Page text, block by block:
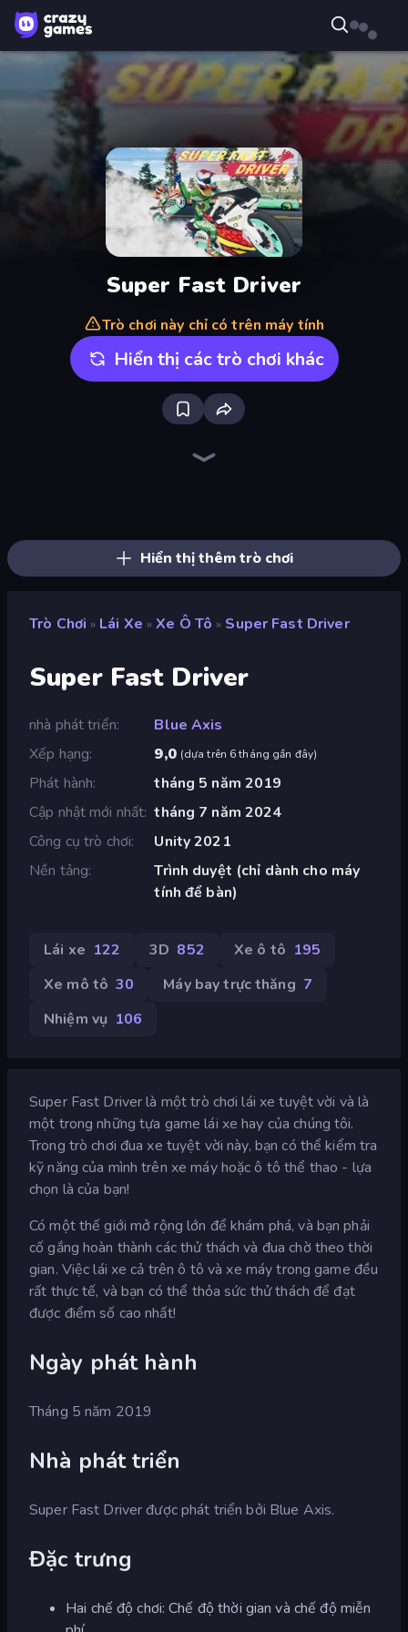
Super Fast Driver
Trò chơi này chỉ có trên máy tính
Hiển thị các trò chơi khác
Hiển thị thêm trò chơi
Trò Chơi » Lái Xe » Xe Ô Tô » Super Fast Driver
Super Fast Driver
nhà phát triển
Blue Axis
Xếp hạng
9,0 (dựa trên 6 tháng gần đây)
Phát hành
tháng 5 năm 2019
Cập nhật mới nhất tháng 7 năm 2024
Công cụ trò chơi
Unity 2021
Nền tảng
Trình duyệt (chỉ dành cho máy
tính để bàn)
Lái xe 122 3D 852 Xe ô tô 195
Xe mô tô 30 Máy bay trực thăng 7
Nhiệm vụ 106
Super Fast Driver là một trò chơi lái xe tuyệt vời và là
một trong những tựa game lái xe hay của chúng tôi.
Trong trò chơi đua xe tuyệt vời này, bạn có thể kiểm tra
kỹ năng của mình trên xe máy hoặc ô tô thể thao - lựa
chọn là của bạn!
Có một thế giới mở rộng lớn để khám phá, và bạn phải
cố gắng hoàn thành các thử thách và đua chờ theo thời
gian. Việc lái xe cả trên ô tô và xe máy trong game đều
rất thực tế, và bạn có thể thỏa sức thử thách để đạt
được điểm số cao nhất!
Ngày phát hành
Tháng 5 năm 2019
Nhà phát triển
Super Fast Driver được phát triển bởi Blue Axis.
Đặc trưng
Hai chế độ chơi: Chế độ thời gian và chế độ miễn